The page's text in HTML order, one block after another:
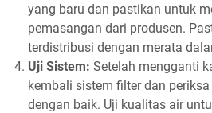
yang baru dan pastikan untuk
pemasangan dari produsen.
terdistribusi dengan merata
Uji Sistem: Setelah mengganti
kembali sistem filter dan
dengan baik. Uji kualitas air